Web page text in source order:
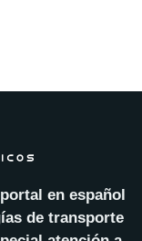
en español
de transporte